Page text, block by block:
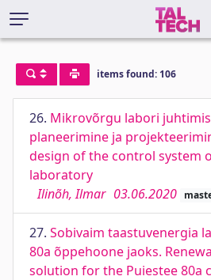
items found: 106
26. Mikrovõrgu labori
planeerimine ja
design of the control system
laboratory
Ilinõh, Ilmar 03.06.2020
27. Sobivaim taastuvenergia
80a õppehoone jaoks.
solution for the Puiestee 80a